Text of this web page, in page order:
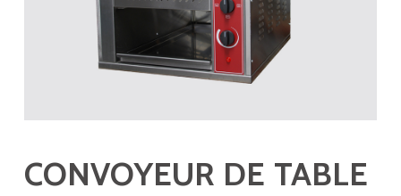
CONVOYEUR DE TABLE